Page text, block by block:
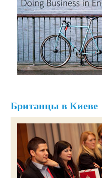
Британцы в Киеве